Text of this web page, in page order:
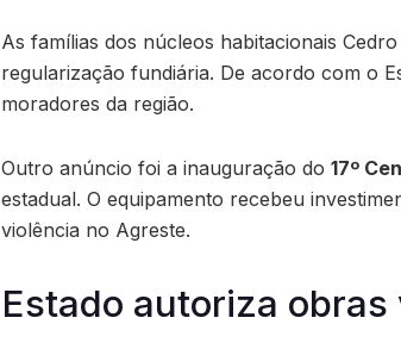
As famílias dos núcleos habitacionais
regularização fundiária. De acordo com o
moradores da região.
Outro anúncio foi a inauguração do 17º
estadual. O equipamento recebeu
violência no Agreste.
Estado autoriza obras